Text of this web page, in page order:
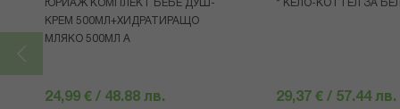
ЮРИАЖ КОМПЛЕКТ БЕБЕ ДУШ-
КРЕМ 500МЛ+ХИДРАТИРАЩО
МЛЯКО 500МЛ A
24,99 € / 48.88 лв.
* КЕЛО-КОТ ГЕЛ ЗА
29,37 € / 57.44 лв.